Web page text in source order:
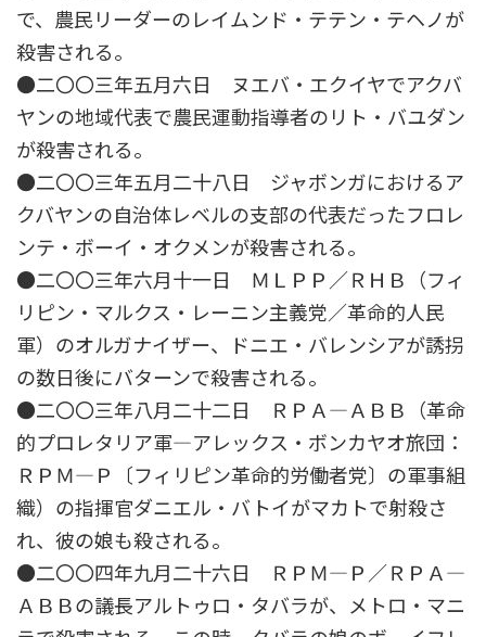
で、農民リーダーのレイムンド・テテン・テヘノが
殺害される。
●二〇〇三年五月六日 ヌエバ・エクイヤでアクバ
ヤンの地域代表で農民運動指導者のリト・バユダン
が殺害される。
●二〇〇三年五月二十八日 ジャボンガにおけるア
クバヤンの自治体レベルの支部の代表だったフロレ
ンテ・ボーイ・オクメンが殺害される。
●二〇〇三年六月十一日 ＭＬＰＰ／ＲＨＢ（フィ
リピン・マルクス・レーニン主義党／革命的人民
軍）のオルガナイザー、ドニエ・バレンシアが誘拐
の数日後にバターンで殺害される。
●二〇〇三年八月二十二日 ＲＰＡ―ＡＢＢ（革命
的プロレタリア軍―アレックス・ボンカヤオ旅団：
ＲＰＭ―Ｐ〔フィリピン革命的労働者党〕の軍事組
織）の指揮官ダニエル・バトイがマカトで射殺さ
れ、彼の娘も殺される。
●二〇〇四年九月二十六日 ＲＰＭ―Ｐ／ＲＰＡ―
ＡＢＢの議長アルトゥロ・タバラが、メトロ・マニ